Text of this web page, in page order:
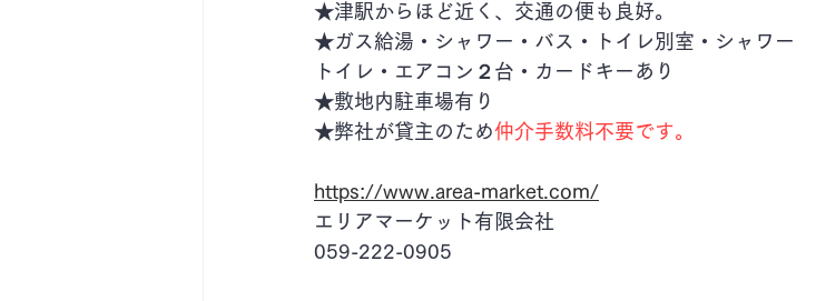
★津駅からほど近く、交通の便も良好。
★ガス給湯・シャワー・バス・トイレ別室・シャワー
トイレ・エアコン２台・カードキーあり
​★敷地内駐車場有り
★弊社が貸主のため仲介手数料不要です。
https://www.area-market.com/
エリアマーケット有限会社
059-222-0905